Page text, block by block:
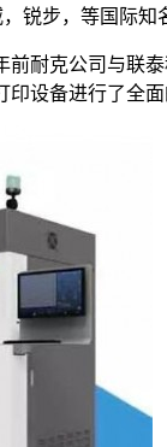
锐步，等国际知
耐克公司与
设备进行了全